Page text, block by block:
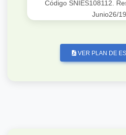
Código SNIES108112.
Junio26/
VER PLAN DE